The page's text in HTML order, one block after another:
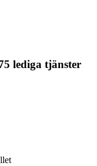
lediga tjänster